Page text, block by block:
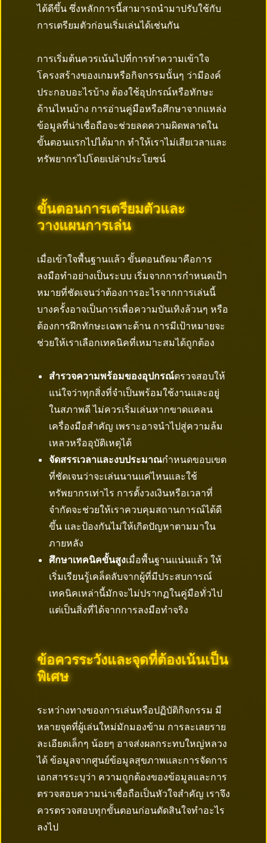
ได้ดีขึ้น ซึ่งหลักการนี้สามารถนำมาปรับใช้กับ
การเตรียมตัวก่อนเริ่มเล่นได้เช่นกัน
การเริ่มต้นควรเน้นไปที่การทำความเข้าใจ
โครงสร้างของเกมหรือกิจกรรมนั้นๆ ว่ามีองค์
ประกอบอะไรบ้าง ต้องใช้อุปกรณ์หรือทักษะ
ด้านไหนบ้าง การอ่านคู่มือหรือศึกษาจากแหล่ง
ข้อมูลที่น่าเชื่อถือจะช่วยลดความผิดพลาดใน
ขั้นตอนแรกไปได้มาก ทำให้เราไม่เสียเวลาและ
ทรัพยากรไปโดยเปล่าประโยชน์
ขั้นตอนการเตรียมตัวและ
วางแผนการเล่น
เมื่อเข้าใจพื้นฐานแล้ว ขั้นตอนถัดมาคือการ
ลงมือทำอย่างเป็นระบบ เริ่มจากการกำหนดเป้า
หมายที่ชัดเจนว่าต้องการอะไรจากการเล่นนี้
บางครั้งอาจเป็นการเพื่อความบันเทิงล้วนๆ หรือ
ต้องการฝึกทักษะเฉพาะด้าน การมีเป้าหมายจะ
ช่วยให้เราเลือกเทคนิคที่เหมาะสมได้ถูกต้อง
สำรวจความพร้อมของอุปกรณ์ตรวจสอบให้
แน่ใจว่าทุกสิ่งที่จำเป็นพร้อมใช้งานและอยู่
ในสภาพดี ไม่ควรเริ่มเล่นหากขาดแคลน
เครื่องมือสำคัญ เพราะอาจนำไปสู่ความล้ม
เหลวหรืออุบัติเหตุได้
จัดสรรเวลาและงบประมาณกำหนดขอบเขต
ที่ชัดเจนว่าจะเล่นนานแค่ไหนและใช้
ทรัพยากรเท่าไร การตั้งวงเงินหรือเวลาที่
จำกัดจะช่วยให้เราควบคุมสถานการณ์ได้ดี
ขึ้น และป้องกันไม่ให้เกิดปัญหาตามมาใน
ภายหลัง
ศึกษาเทคนิคขั้นสูงเมื่อพื้นฐานแน่นแล้ว ให้
เริ่มเรียนรู้เคล็ดลับจากผู้ที่มีประสบการณ์
เทคนิคเหล่านี้มักจะไม่ปรากฏในคู่มือทั่วไป
แต่เป็นสิ่งที่ได้จากการลงมือทำจริง
ข้อควรระวังและจุดที่ต้องเน้นเป็น
พิเศษ
ระหว่างทางของการเล่นหรือปฏิบัติกิจกรรม มี
หลายจุดที่ผู้เล่นใหม่มักมองข้าม การละเลยราย
ละเอียดเล็กๆ น้อยๆ อาจส่งผลกระทบใหญ่หลวง
ได้ ข้อมูลจากศูนย์ข้อมูลสุขภาพและการจัดการ
เอกสารระบุว่า ความถูกต้องของข้อมูลและการ
ตรวจสอบความน่าเชื่อถือเป็นหัวใจสำคัญ เราจึง
ควรตรวจสอบทุกขั้นตอนก่อนตัดสินใจทำอะไร
ลงไป